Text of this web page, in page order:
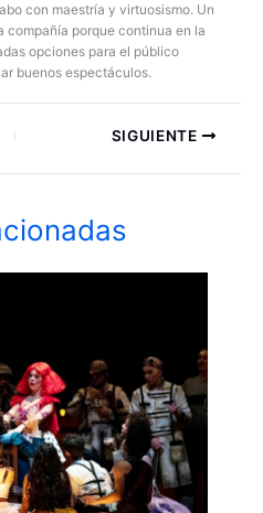
con maestría y virtuosismo. Un
compañía porque continua en la
opciones para el público
buenos espectáculos.
SIGUIENTE